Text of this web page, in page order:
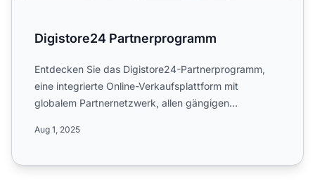
Digistore24 Partnerprogramm
Entdecken Sie das Digistore24-Partnerprogramm,
eine integrierte Online-Verkaufsplattform mit
globalem Partnernetzwerk, allen gängigen
Aug 1, 2025